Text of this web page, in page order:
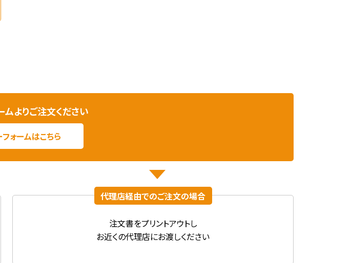
よりご注文ください
ォームはこちら
代理店経由でのご注文の場合
注文書をプリントアウトし
お近くの代理店にお渡しください